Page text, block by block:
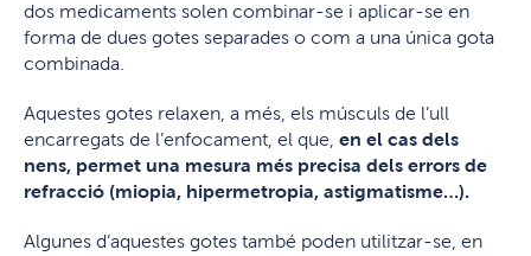
dos medicaments solen combinar-se i aplicar-se en
forma de dues gotes separades o com a una única gota
combinada.
Aquestes gotes relaxen, a més, els músculs de l’ull
encarregats de l’enfocament, el que, en el cas dels
nens, permet una mesura més precisa dels errors de
refracció (miopia, hipermetropia, astigmatisme…).
Algunes d’aquestes gotes també poden utilitzar-se, en